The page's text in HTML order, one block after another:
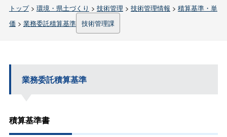
トップ> 環境・県土づくり > 技術管理 > 技術管理情報 > 積算基準・単
価 > 業務委託積算基準 技術管理課
業務委託積算基準
積算基準書